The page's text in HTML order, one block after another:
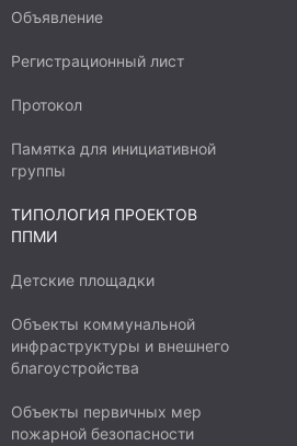
Объявление
Регистрационный лист
Протокол
Памятка для инициативной
группы
ТИПОЛОГИЯ ПРОЕКТОВ
ППМИ
Детские площадки
Объекты коммунальной
инфраструктуры и внешнего
благоустройства
Объекты первичных мер
пожарной безопасности